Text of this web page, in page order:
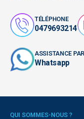
TÉLÉPHONE
0479693214
ASSISTANCE
Whatsapp
QUI SOMMES-NOUS ?